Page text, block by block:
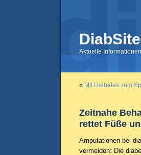
Aktuelle
« Mit Diabetes zum
Zeitnahe
rettet Füße
Amputationen bei
vermeiden: Die